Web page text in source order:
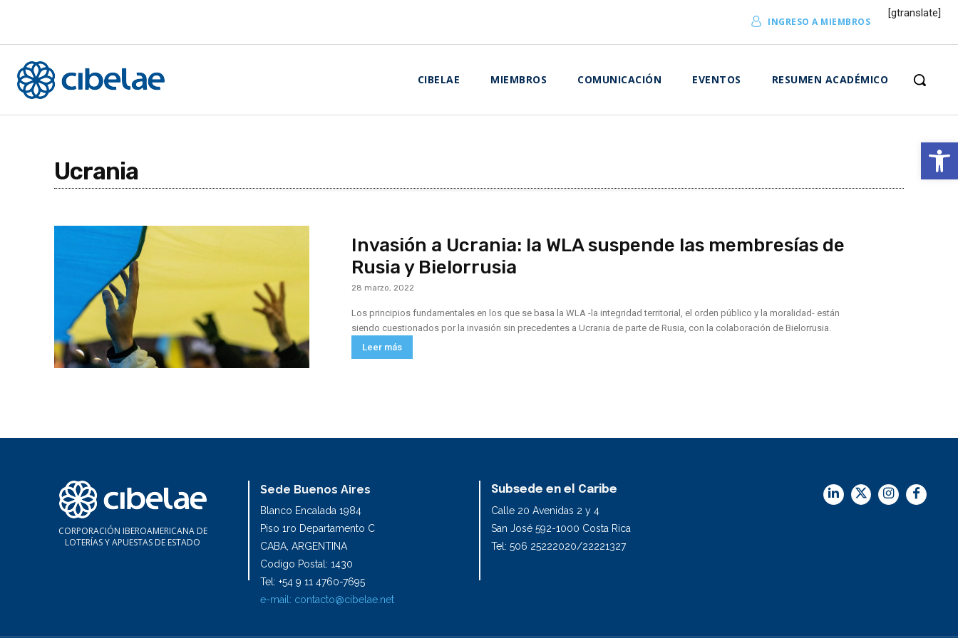
Abrir
INGRESO A MIEMBROS
[gtranslate]
CIBELAE MIEMBROS COMUNICACIÓN EVENTOS RESUMEN ACADÉMICO
Ucrania
Invasión a Ucrania: la WLA suspende las membresías de
Rusia y Bielorrusia
28 marzo, 2022
Los principios fundamentales en los que se basa la WLA -la integridad territorial, el orden público y la moralidad- están
siendo cuestionados por la invasión sin precedentes a Ucrania de parte de Rusia, con la colaboración de Bielorrusia.
Leer más
CORPORACIÓN IBEROAMERICANA DE
LOTERÍAS Y APUESTAS DE ESTADO
Sede Buenos Aires
Blanco Encalada 1984
Piso 1ro Departamento C
CABA, ARGENTINA
Codigo Postal: 1430
Tel: +54 9 11 4760-7695
e-mail: contacto@cibelae.net
Subsede en el Caribe
Calle 20 Avenidas 2 y 4
San José 592-1000 Costa Rica
Tel: 506 25222020/22221327